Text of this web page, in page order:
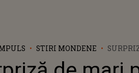
STIRI MONDENE
SALVAT